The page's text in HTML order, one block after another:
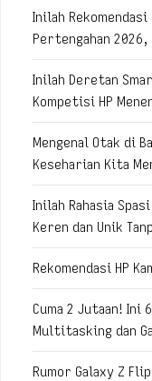
Inilah
Pertengahan 2026,
Inilah Deretan
Kompetisi HP
Mengenal Otak di
Keseharian Kita
Inilah Rahasia
Keren dan Unik
Rekomendasi HP
Cuma 2 Jutaan! Ini
Multitasking dan
Rumor Galaxy Z